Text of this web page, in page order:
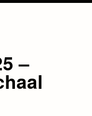
–